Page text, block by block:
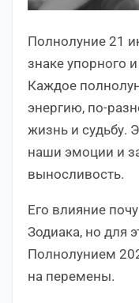
Полнолуние 21
знаке упорного
Каждое
энергию, по-
жизнь и судьбу.
наши эмоции и
выносливость.
Его влияние
Зодиака, но для
Полнолунием
на перемены.